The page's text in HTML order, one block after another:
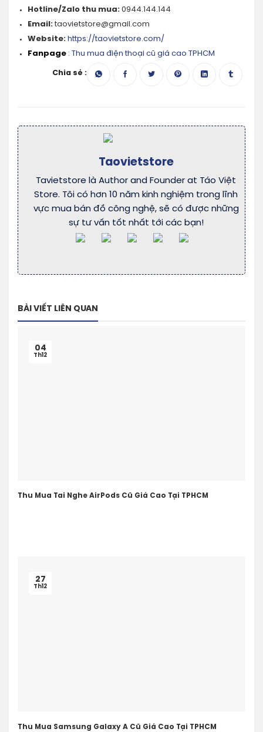
Hotline/Zalo thu mua:0944.144.144
Email:taovietstore@gmail.com
Website: https://taovietstore.com/
Fanpage : Thu mua điện thoại cũ giá cao TPHCM
Chia sẻ :
Taovietstore
Tavietstore là Author and Founder at Táo Việt
Store. Tôi có hơn 10 năm kinh nghiệm trong lĩnh
vực mua bán đồ công nghệ, sẽ có được những
sự tư vấn tốt nhất tới các bạn!
BÀI VIẾT LIÊN QUAN
Thu Mua Tai Nghe AirPods Cũ Giá Cao Tại TPHCM
04
Th12
Thu Mua Samsung Galaxy A Cũ Giá Cao Tại TPHCM
27
Th12